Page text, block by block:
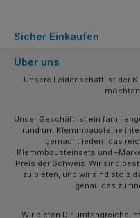
Sicher Einkaufen
Über uns
Unsere Leidenschaft ist der
Unser Geschäft ist ein
rund um Klemmbausteine
gemacht jedem das
Klemmbausteinsets und
Preis der Schweiz. Wir sind
zu bieten, und wir sind stolz
genau das zu
Wir bieten Dir umfangreiche